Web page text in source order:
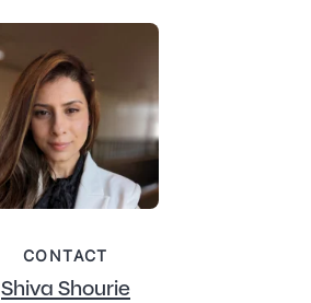
CONTACT
Shiva Shourie